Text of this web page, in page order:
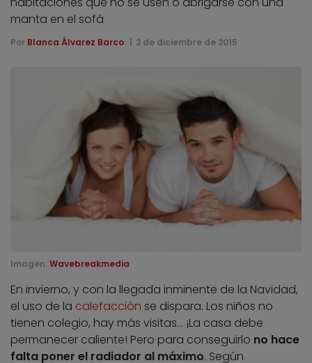
manta en el sofá
Por Blanca Álvarez Barco 2 de diciembre de 2015
Imagen: Wavebreakmedia
En invierno, y con la llegada inminente de la Navidad,
el uso de la calefacción se dispara. Los niños no
tienen colegio, hay más visitas… ¡La casa debe
permanecer caliente! Pero para conseguirlo no hace
falta poner el radiador al máximo. Según